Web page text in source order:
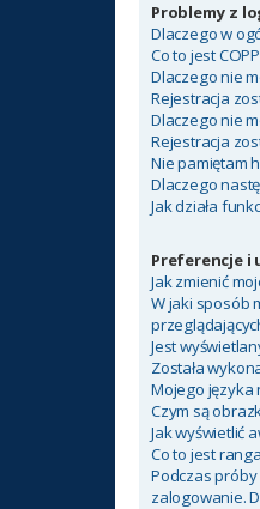
Problemy z
Dlaczego w
Co to jest
Dlaczego nie
Rejestracja
Dlaczego nie
Rejestracja
Nie pamiętam
Dlaczego
Jak działa
Preferencje i
Jak zmienić
W jaki sposób
Jest
Została
Mojego języka
Czym są
Jak wyświetlić
Co to jest
Podczas
zalogowanie.